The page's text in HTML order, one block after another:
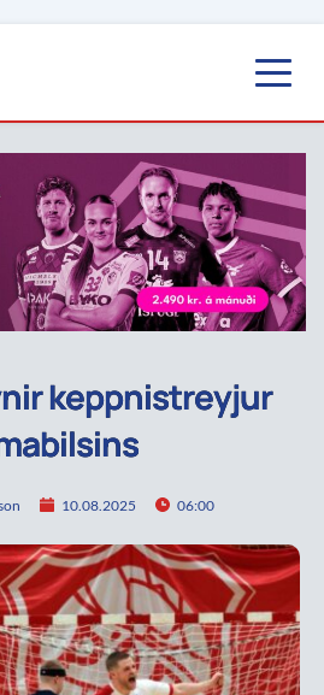
keppnistreyjur
10.08.2025 06:00